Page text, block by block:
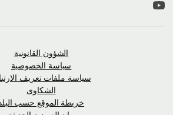
الشؤون القانونية
سياسة الخصوصية
سياسة ملفات تعريف الارتباط
الشكاوى
خريطة الموقع حسب البلد